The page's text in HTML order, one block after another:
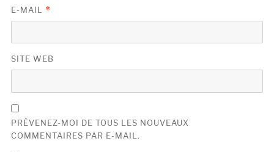
E-MAIL *
SITE WEB
PRÉVENEZ-MOI DE TOUS LES NOUVEAUX
COMMENTAIRES PAR E-MAIL.